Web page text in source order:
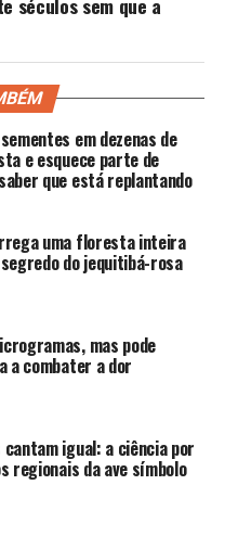
em dezenas de
e esquece parte de
que está replantando
uma floresta inteira
do jequitibá-rosa
mas pode
a combater a dor
cantam igual: a ciência por
regionais da ave símbolo